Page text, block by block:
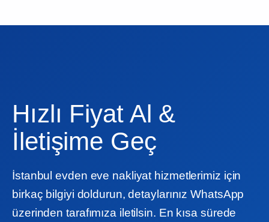
Hızlı Fiyat Al &
İletişime Geç
İstanbul evden eve nakliyat hizmetlerimiz için
birkaç bilgiyi doldurun, detaylarınız WhatsApp
üzerinden tarafımıza iletilsin. En kısa sürede